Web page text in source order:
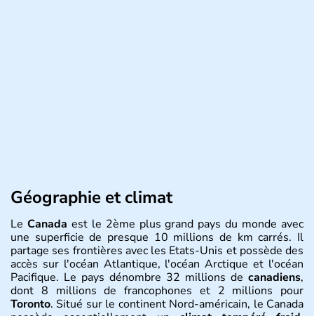
Géographie et climat
Le Canada est le 2ème plus grand pays du monde avec
une superficie de presque 10 millions de km carrés. Il
partage ses frontières avec les Etats-Unis et possède des
accès sur l'océan Atlantique, l'océan Arctique et l'océan
Pacifique. Le pays dénombre 32 millions de canadiens,
dont 8 millions de francophones et 2 millions pour
Toronto. Situé sur le continent Nord-américain, le Canada